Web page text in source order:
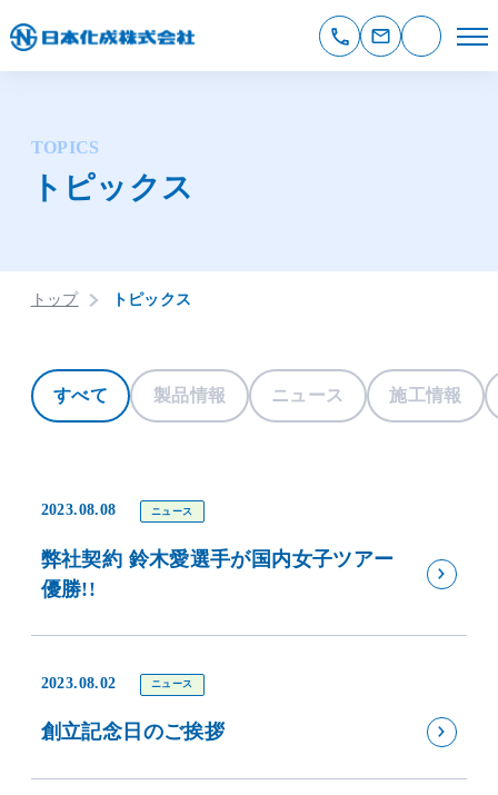
TOPICS
トピックス
トップ トピックス
すべて 製品情報 ニュース 施工情報
2023.08.08 ニュース
弊社契約 鈴木愛選手が国内女子ツアー
優勝!!
2023.08.02 ニュース
創立記念日のご挨拶